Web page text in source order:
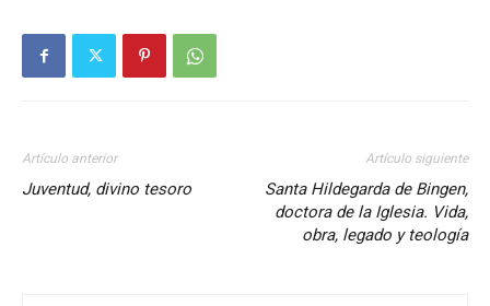
Artículo anterior
Juventud, divino tesoro
Artículo siguiente
Santa Hildegarda de Bingen,
doctora de la Iglesia. Vida,
obra, legado y teología